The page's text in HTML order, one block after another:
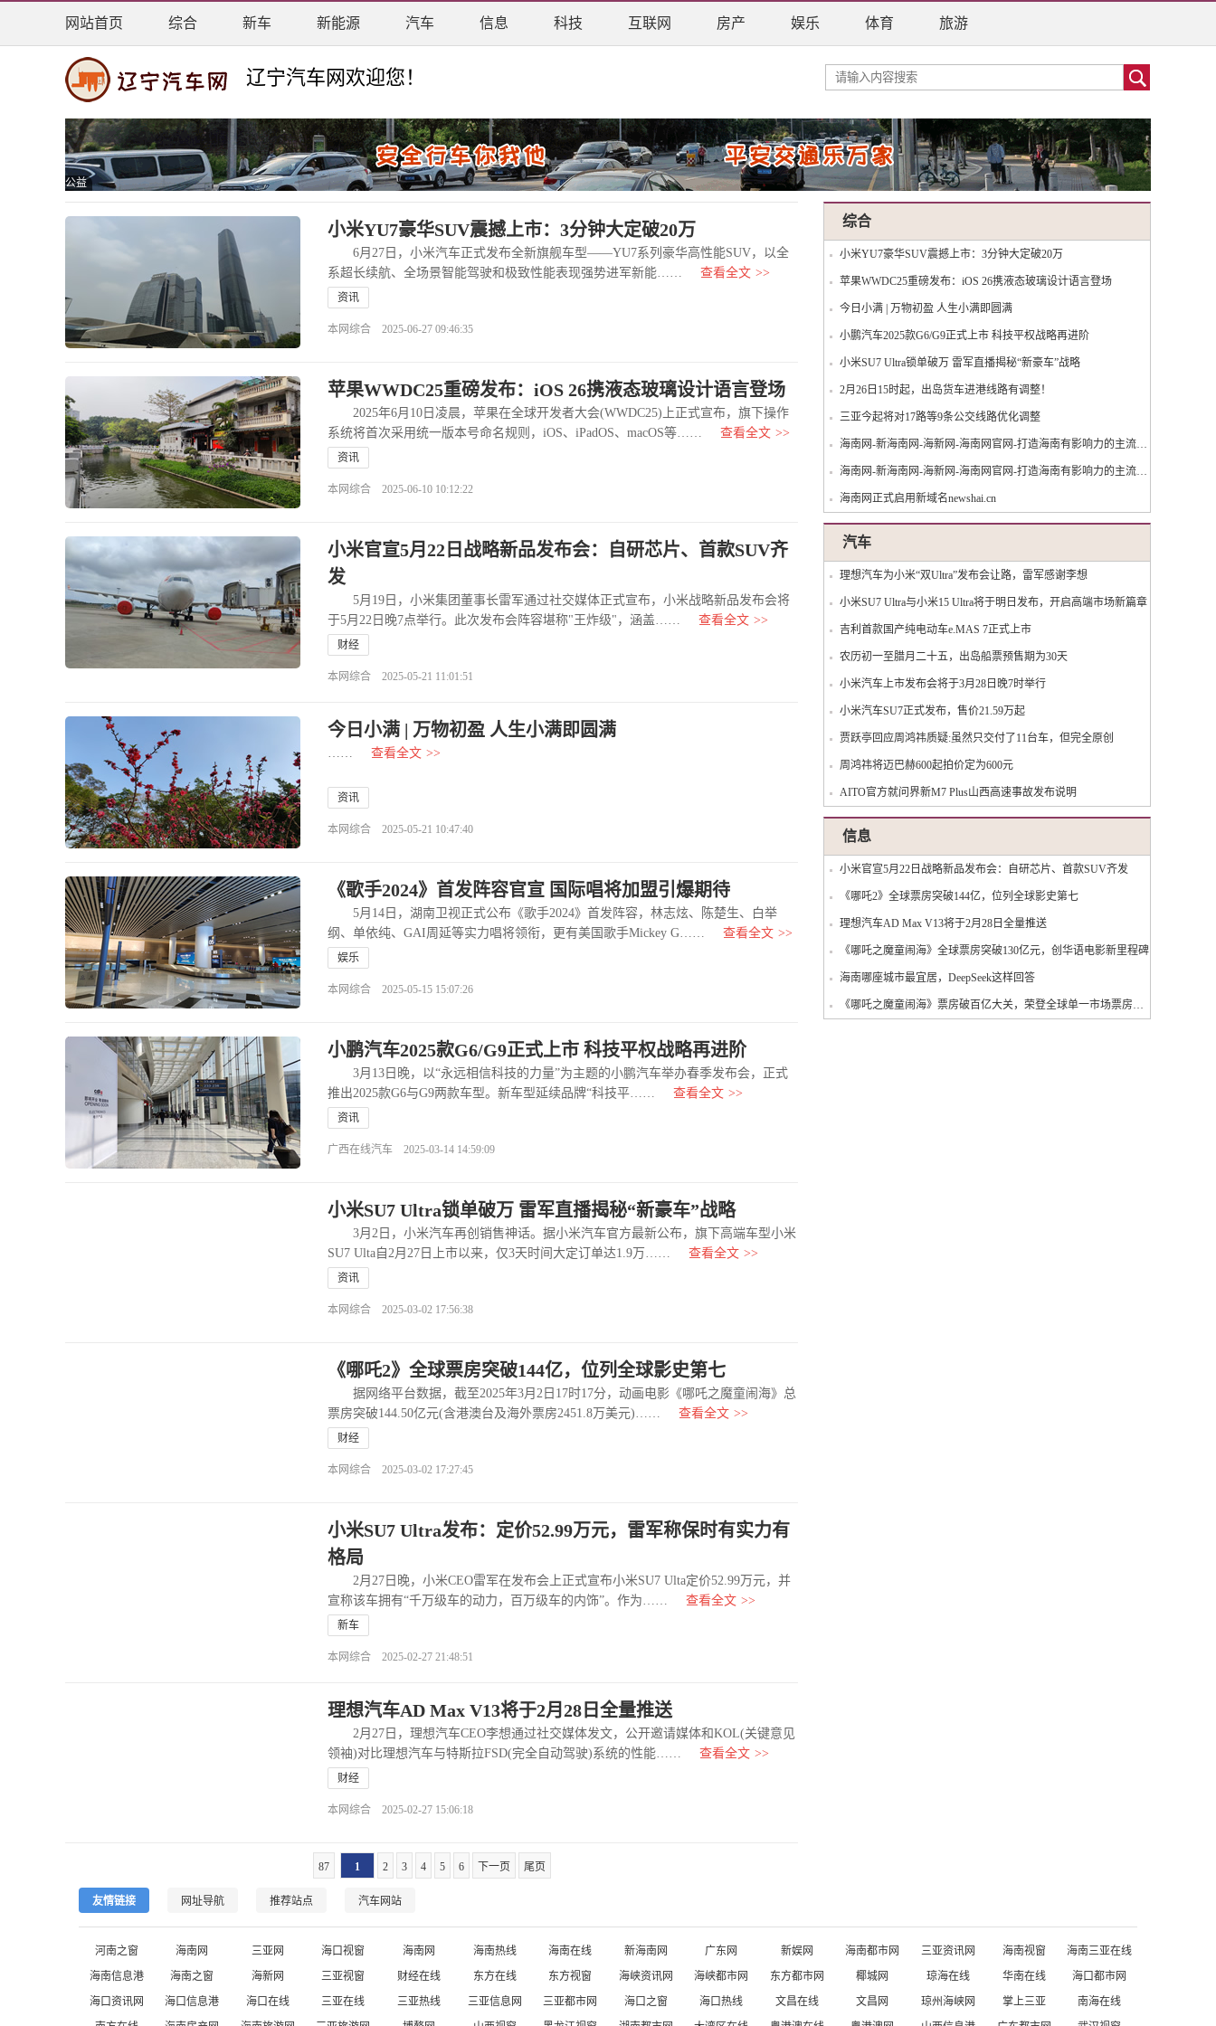
网站首页 综合 新车 新能源 汽车 信息 科技 互联网 房产 娱乐 体育 旅游
辽宁汽车网欢迎您！
公益
小米YU7豪华SUV震撼上市：3分钟大定破20万
6月27日，小米汽车正式发布全新旗舰车型——YU7系列豪华高性能SUV，以全
系超长续航、全场景智能驾驶和极致性能表现强势进军新能……
查看全文 >>
资讯
本网综合 2025-06-27 09:46:35
苹果WWDC25重磅发布：iOS 26携液态玻璃设计语言登场
2025年6月10日凌晨，苹果在全球开发者大会(WWDC25)上正式宣布，旗下操作
系统将首次采用统一版本号命名规则，iOS、iPadOS、macOS等……
查看全文 >>
资讯
本网综合 2025-06-10 10:12:22
小米官宣5月22日战略新品发布会：自研芯片、首款SUV齐
发
5月19日，小米集团董事长雷军通过社交媒体正式宣布，小米战略新品发布会将
于5月22日晚7点举行。此次发布会阵容堪称"王炸级"，涵盖……
查看全文 >>
财经
本网综合 2025-05-21 11:01:51
今日小满 | 万物初盈 人生小满即圆满
…… 查看全文 >>
资讯
本网综合 2025-05-21 10:47:40
《歌手2024》首发阵容官宣 国际唱将加盟引爆期待
5月14日，湖南卫视正式公布《歌手2024》首发阵容，林志炫、陈楚生、白举
纲、单依纯、GAI周延等实力唱将领衔，更有美国歌手Mickey G……
查看全文 >>
娱乐
本网综合 2025-05-15 15:07:26
小鹏汽车2025款G6/G9正式上市 科技平权战略再进阶
3月13日晚，以“永远相信科技的力量”为主题的小鹏汽车举办春季发布会，正式
推出2025款G6与G9两款车型。新车型延续品牌“科技平……
查看全文 >>
资讯
广西在线汽车 2025-03-14 14:59:09
小米SU7 Ultra锁单破万 雷军直播揭秘“新豪车”战略
3月2日，小米汽车再创销售神话。据小米汽车官方最新公布，旗下高端车型小米
SU7 Ulta自2月27日上市以来，仅3天时间大定订单达1.9万……
查看全文 >>
资讯
本网综合 2025-03-02 17:56:38
《哪吒2》全球票房突破144亿，位列全球影史第七
据网络平台数据，截至2025年3月2日17时17分，动画电影《哪吒之魔童闹海》总
票房突破144.50亿元(含港澳台及海外票房2451.8万美元)……
查看全文 >>
财经
本网综合 2025-03-02 17:27:45
小米SU7 Ultra发布：定价52.99万元，雷军称保时有实力有
格局
2月27日晚，小米CEO雷军在发布会上正式宣布小米SU7 Ulta定价52.99万元，并
宣称该车拥有“千万级车的动力，百万级车的内饰”。作为……
查看全文 >>
新车
本网综合 2025-02-27 21:48:51
理想汽车AD Max V13将于2月28日全量推送
2月27日，理想汽车CEO李想通过社交媒体发文，公开邀请媒体和KOL(关键意见
领袖)对比理想汽车与特斯拉FSD(完全自动驾驶)系统的性能……
查看全文 >>
财经
本网综合 2025-02-27 15:06:18
87 1 2 3 4 5 6 下一页 尾页
综合
小米YU7豪华SUV震撼上市：3分钟大定破20万
苹果WWDC25重磅发布：iOS 26携液态玻璃设计语言登场
今日小满 | 万物初盈 人生小满即圆满
小鹏汽车2025款G6/G9正式上市 科技平权战略再进阶
小米SU7 Ultra锁单破万 雷军直播揭秘“新豪车”战略
2月26日15时起，出岛货车进港线路有调整！
三亚今起将对17路等9条公交线路优化调整
海南网-新海南网-海新网-海南网官网-打造海南有影响力的主流都市门户网站！
海南网-新海南网-海新网-海南网官网-打造海南有影响力的主流都市门户网站！
海南网正式启用新域名newshai.cn
汽车
理想汽车为小米“双Ultra”发布会让路，雷军感谢李想
小米SU7 Ultra与小米15 Ultra将于明日发布，开启高端市场新篇章
吉利首款国产纯电动车e.MAS 7正式上市
农历初一至腊月二十五，出岛船票预售期为30天
小米汽车上市发布会将于3月28日晚7时举行
小米汽车SU7正式发布，售价21.59万起
贾跃亭回应周鸿祎质疑:虽然只交付了11台车，但完全原创
周鸿祎将迈巴赫600起拍价定为600元
AITO官方就问界新M7 Plus山西高速事故发布说明
信息
小米官宣5月22日战略新品发布会：自研芯片、首款SUV齐发
《哪吒2》全球票房突破144亿，位列全球影史第七
理想汽车AD Max V13将于2月28日全量推送
《哪吒之魔童闹海》全球票房突破130亿元，创华语电影新里程碑
海南哪座城市最宜居，DeepSeek这样回答
《哪吒之魔童闹海》票房破百亿大关，荣登全球单一市场票房榜首
友情链接 网址导航 推荐站点 汽车网站
河南之窗 海南网 三亚网 海口视窗 海南网 海南热线 海南在线 新海南网 广东网 新娱网 海南都市网 三亚资讯网 海南视窗
海南三亚在线
海南信息港
海南之窗 海新网 三亚视窗 财经在线 东方在线 东方视窗 海峡资讯网 海峡都市网 东方都市网 椰城网 琼海在线 华南在线
海口都市网
海口资讯网
海口信息港 海口在线 三亚在线 三亚热线 三亚信息网 三亚都市网 海口之窗 海口热线 文昌在线 文昌网 琼州海峡网 掌上三亚
南海在线